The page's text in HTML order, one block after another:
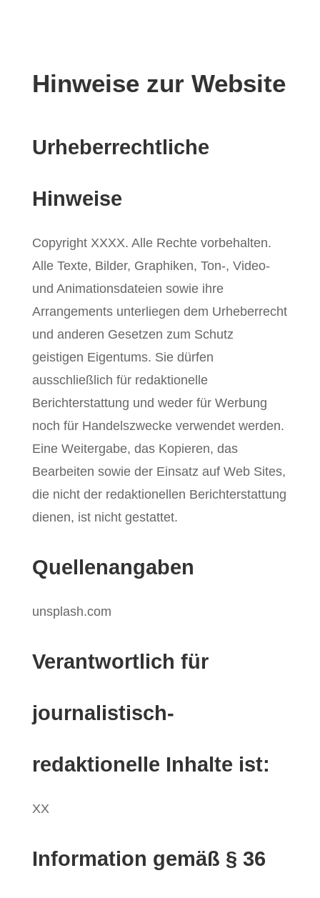
Hinweise zur Website
Urheberrechtliche
Hinweise
Copyright XXXX. Alle Rechte vorbehalten.
Alle Texte, Bilder, Graphiken, Ton-, Video-
und Animationsdateien sowie ihre
Arrangements unterliegen dem Urheberrecht
und anderen Gesetzen zum Schutz
geistigen Eigentums. Sie dürfen
ausschließlich für redaktionelle
Berichterstattung und weder für Werbung
noch für Handelszwecke verwendet werden.
Eine Weitergabe, das Kopieren, das
Bearbeiten sowie der Einsatz auf Web Sites,
die nicht der redaktionellen Berichterstattung
dienen, ist nicht gestattet.
Quellenangaben
unsplash.com
Verantwortlich für
journalistisch-
redaktionelle Inhalte ist:
XX
Information gemäß § 36